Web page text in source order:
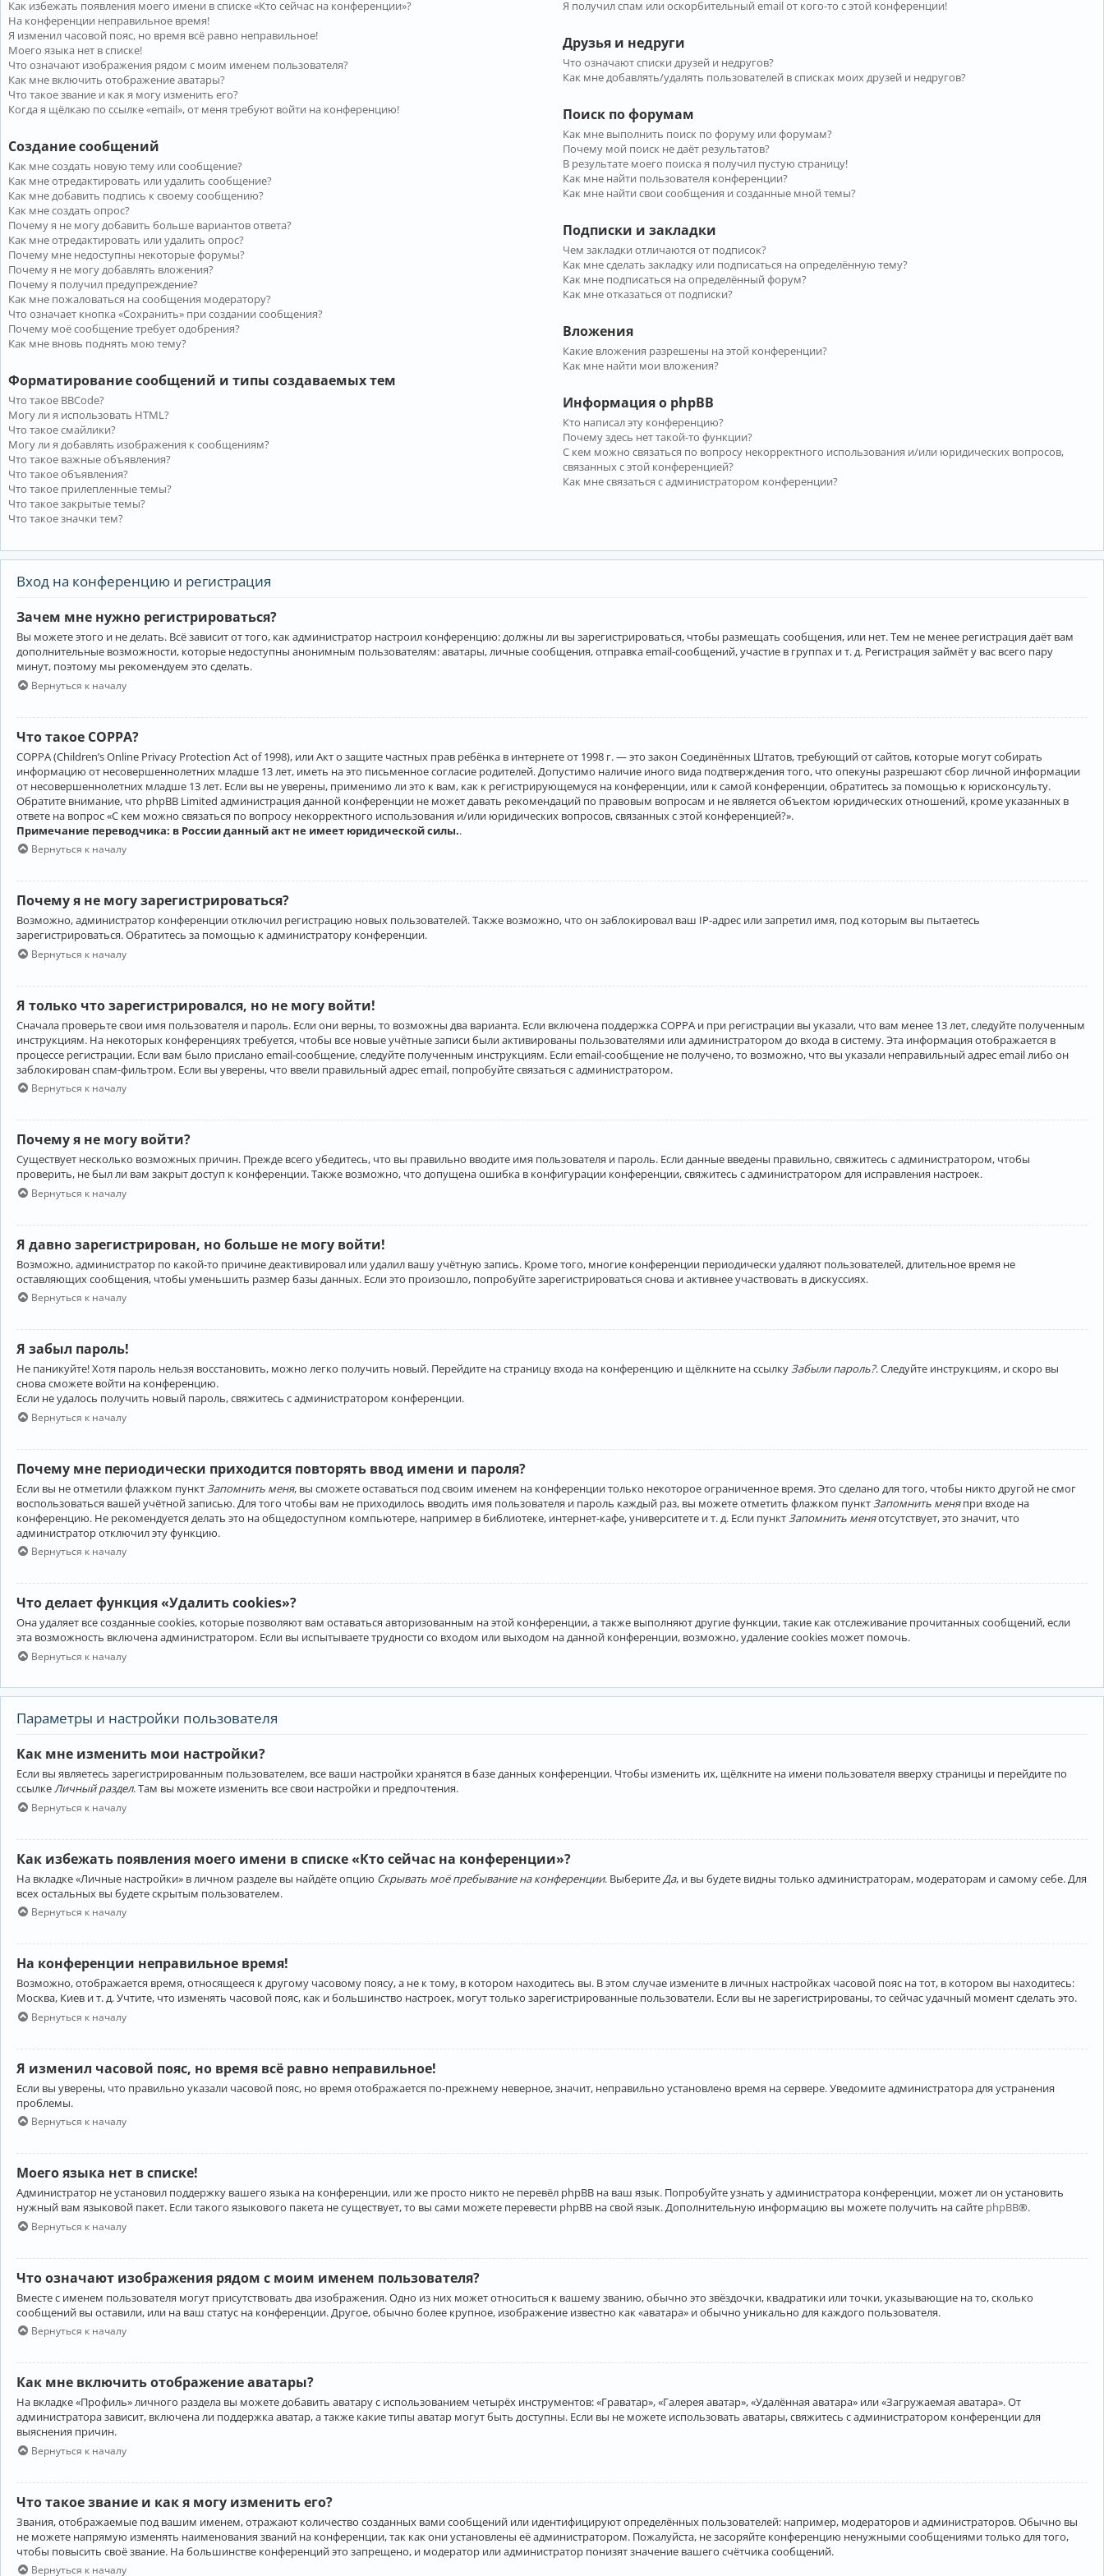
Как избежать появления моего имени в списке «Кто сейчас на конференции»?
На конференции неправильное время!
Я изменил часовой пояс, но время всё равно неправильное!
Моего языка нет в списке!
Что означают изображения рядом с моим именем пользователя?
Как мне включить отображение аватары?
Что такое звание и как я могу изменить его?
Когда я щёлкаю по ссылке «email», от меня требуют войти на конференцию!
Создание сообщений
Как мне создать новую тему или сообщение?
Как мне отредактировать или удалить сообщение?
Как мне добавить подпись к своему сообщению?
Как мне создать опрос?
Почему я не могу добавить больше вариантов ответа?
Как мне отредактировать или удалить опрос?
Почему мне недоступны некоторые форумы?
Почему я не могу добавлять вложения?
Почему я получил предупреждение?
Как мне пожаловаться на сообщения модератору?
Что означает кнопка «Сохранить» при создании сообщения?
Почему моё сообщение требует одобрения?
Как мне вновь поднять мою тему?
Форматирование сообщений и типы создаваемых тем
Что такое BBCode?
Могу ли я использовать HTML?
Что такое смайлики?
Могу ли я добавлять изображения к сообщениям?
Что такое важные объявления?
Что такое объявления?
Что такое прилепленные темы?
Что такое закрытые темы?
Что такое значки тем?
Я получил спам или оскорбительный email от кого-то с этой конференции!
Друзья и недруги
Что означают списки друзей и недругов?
Как мне добавлять/удалять пользователей в списках моих друзей и недругов?
Поиск по форумам
Как мне выполнить поиск по форуму или форумам?
Почему мой поиск не даёт результатов?
В результате моего поиска я получил пустую страницу!
Как мне найти пользователя конференции?
Как мне найти свои сообщения и созданные мной темы?
Подписки и закладки
Чем закладки отличаются от подписок?
Как мне сделать закладку или подписаться на определённую тему?
Как мне подписаться на определённый форум?
Как мне отказаться от подписки?
Вложения
Какие вложения разрешены на этой конференции?
Как мне найти мои вложения?
Информация о phpBB
Кто написал эту конференцию?
Почему здесь нет такой-то функции?
С кем можно связаться по вопросу некорректного использования и/или юридических вопросов,
связанных с этой конференцией?
Как мне связаться с администратором конференции?
Вход на конференцию и регистрация
Зачем мне нужно регистрироваться?
Вы можете этого и не делать. Всё зависит от того, как администратор настроил конференцию: должны ли вы зарегистрироваться, чтобы размещать сообщения, или нет. Тем не менее регистрация даёт вам
дополнительные возможности, которые недоступны анонимным пользователям: аватары, личные сообщения, отправка email-сообщений, участие в группах и т. д. Регистрация займёт у вас всего пару
минут, поэтому мы рекомендуем это сделать.
Вернуться к началу
Что такое COPPA?
COPPA (Children’s Online Privacy Protection Act of 1998), или Акт о защите частных прав ребёнка в интернете от 1998 г. — это закон Соединённых Штатов, требующий от сайтов, которые могут собирать
информацию от несовершеннолетних младше 13 лет, иметь на это письменное согласие родителей. Допустимо наличие иного вида подтверждения того, что опекуны разрешают сбор личной информации
от несовершеннолетних младше 13 лет. Если вы не уверены, применимо ли это к вам, как к регистрирующемуся на конференции, или к самой конференции, обратитесь за помощью к юрисконсульту.
Обратите внимание, что phpBB Limited администрация данной конференции не может давать рекомендаций по правовым вопросам и не является объектом юридических отношений, кроме указанных в
ответе на вопрос «С кем можно связаться по вопросу некорректного использования и/или юридических вопросов, связанных с этой конференцией?».
Примечание переводчика: в России данный акт не имеет юридической силы..
Вернуться к началу
Почему я не могу зарегистрироваться?
Возможно, администратор конференции отключил регистрацию новых пользователей. Также возможно, что он заблокировал ваш IP-адрес или запретил имя, под которым вы пытаетесь
зарегистрироваться. Обратитесь за помощью к администратору конференции.
Вернуться к началу
Я только что зарегистрировался, но не могу войти!
Сначала проверьте свои имя пользователя и пароль. Если они верны, то возможны два варианта. Если включена поддержка COPPA и при регистрации вы указали, что вам менее 13 лет, следуйте полученным
инструкциям. На некоторых конференциях требуется, чтобы все новые учётные записи были активированы пользователями или администратором до входа в систему. Эта информация отображается в
процессе регистрации. Если вам было прислано email-сообщение, следуйте полученным инструкциям. Если email-сообщение не получено, то возможно, что вы указали неправильный адрес email либо он
заблокирован спам-фильтром. Если вы уверены, что ввели правильный адрес email, попробуйте связаться с администратором.
Вернуться к началу
Почему я не могу войти?
Существует несколько возможных причин. Прежде всего убедитесь, что вы правильно вводите имя пользователя и пароль. Если данные введены правильно, свяжитесь с администратором, чтобы
проверить, не был ли вам закрыт доступ к конференции. Также возможно, что допущена ошибка в конфигурации конференции, свяжитесь с администратором для исправления настроек.
Вернуться к началу
Я давно зарегистрирован, но больше не могу войти!
Возможно, администратор по какой-то причине деактивировал или удалил вашу учётную запись. Кроме того, многие конференции периодически удаляют пользователей, длительное время не
оставляющих сообщения, чтобы уменьшить размер базы данных. Если это произошло, попробуйте зарегистрироваться снова и активнее участвовать в дискуссиях.
Вернуться к началу
Я забыл пароль!
Не паникуйте! Хотя пароль нельзя восстановить, можно легко получить новый. Перейдите на страницу входа на конференцию и щёлкните на ссылкуЗабыли пароль?. Следуйте инструкциям, и скоро вы
снова сможете войти на конференцию.
Если не удалось получить новый пароль, свяжитесь с администратором конференции.
Вернуться к началу
Почему мне периодически приходится повторять ввод имени и пароля?
Если вы не отметили флажком пункт Запомнить меня, вы сможете оставаться под своим именем на конференции только некоторое ограниченное время. Это сделано для того, чтобы никто другой не смог
воспользоваться вашей учётной записью. Для того чтобы вам не приходилось вводить имя пользователя и пароль каждый раз, вы можете отметить флажком пункт Запомнить меняпри входе на
конференцию. Не рекомендуется делать это на общедоступном компьютере, например в библиотеке, интернет-кафе, университете и т. д. Если пункт Запомнить меняотсутствует, это значит, что
администратор отключил эту функцию.
Вернуться к началу
Что делает функция «Удалить cookies»?
Она удаляет все созданные cookies, которые позволяют вам оставаться авторизованным на этой конференции, а также выполняют другие функции, такие как отслеживание прочитанных сообщений, если
эта возможность включена администратором. Если вы испытываете трудности со входом или выходом на данной конференции, возможно, удаление cookies может помочь.
Вернуться к началу
Параметры и настройки пользователя
Как мне изменить мои настройки?
Если вы являетесь зарегистрированным пользователем, все ваши настройки хранятся в базе данных конференции. Чтобы изменить их, щёлкните на имени пользователя вверху страницы и перейдите по
ссылкеЛичный раздел. Там вы можете изменить все свои настройки и предпочтения.
Вернуться к началу
Как избежать появления моего имени в списке «Кто сейчас на конференции»?
На вкладке «Личные настройки» в личном разделе вы найдёте опцию Скрывать моё пребывание на конференции. Выберите Да, и вы будете видны только администраторам, модераторам и самому себе. Для
всех остальных вы будете скрытым пользователем.
Вернуться к началу
На конференции неправильное время!
Возможно, отображается время, относящееся к другому часовому поясу, а не к тому, в котором находитесь вы. В этом случае измените в личных настройках часовой пояс на тот, в котором вы находитесь:
Москва, Киев и т. д. Учтите, что изменять часовой пояс, как и большинство настроек, могут только зарегистрированные пользователи. Если вы не зарегистрированы, то сейчас удачный момент сделать это.
Вернуться к началу
Я изменил часовой пояс, но время всё равно неправильное!
Если вы уверены, что правильно указали часовой пояс, но время отображается по-прежнему неверное, значит, неправильно установлено время на сервере. Уведомите администратора для устранения
проблемы.
Вернуться к началу
Моего языка нет в списке!
Администратор не установил поддержку вашего языка на конференции, или же просто никто не перевёл phpBB на ваш язык. Попробуйте узнать у администратора конференции, может ли он установить
нужный вам языковой пакет. Если такого языкового пакета не существует, то вы сами можете перевести phpBB на свой язык. Дополнительную информацию вы можете получить на сайте phpBB®.
Вернуться к началу
Что означают изображения рядом с моим именем пользователя?
Вместе с именем пользователя могут присутствовать два изображения. Одно из них может относиться к вашему званию, обычно это звёздочки, квадратики или точки, указывающие на то, сколько
сообщений вы оставили, или на ваш статус на конференции. Другое, обычно более крупное, изображение известно как «аватара» и обычно уникально для каждого пользователя.
Вернуться к началу
Как мне включить отображение аватары?
На вкладке «Профиль» личного раздела вы можете добавить аватару с использованием четырёх инструментов: «Граватар», «Галерея аватар», «Удалённая аватара» или «Загружаемая аватара». От
администратора зависит, включена ли поддержка аватар, а также какие типы аватар могут быть доступны. Если вы не можете использовать аватары, свяжитесь с администратором конференции для
выяснения причин.
Вернуться к началу
Что такое звание и как я могу изменить его?
Звания, отображаемые под вашим именем, отражают количество созданных вами сообщений или идентифицируют определённых пользователей: например, модераторов и администраторов. Обычно вы
не можете напрямую изменять наименования званий на конференции, так как они установлены её администратором. Пожалуйста, не засоряйте конференцию ненужными сообщениями только для того,
чтобы повысить своё звание. На большинстве конференций это запрещено, и модератор или администратор понизят значение вашего счётчика сообщений.
Вернуться к началу